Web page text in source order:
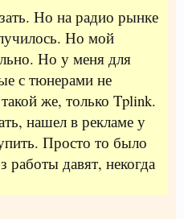
Но на радио рынке
Но мой
Но у меня для
с тюнерами не
же, только Tplink.
нашел в рекламе у
Просто то было
работы давят, некогда